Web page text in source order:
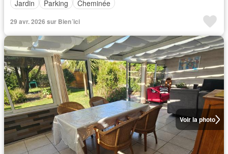
Jardin
Parking Cheminée
29 avr. 2026 sur Bien´ici
Voir la photo